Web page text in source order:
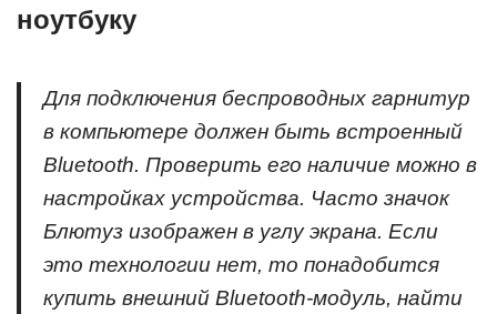
ноутбуку
Для подключения беспроводных гарнитур
в компьютере должен быть встроенный
Bluetooth. Проверить его наличие можно в
настройках устройства. Часто значок
Блютуз изображен в углу экрана. Если
это технологии нет, то понадобится
купить внешний Bluetooth-модуль, найти